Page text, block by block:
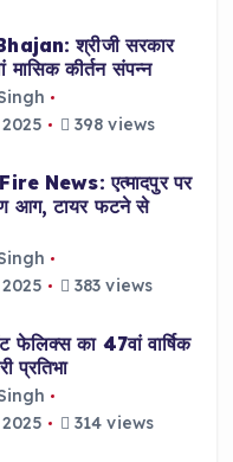
श्रीजी सरकार
मासिक कीर्तन संपन्न
398 views
News: एत्मादपुर पर
आग, टायर फटने से
383 views
का 47वां वार्षिक
प्रतिभा
314 views